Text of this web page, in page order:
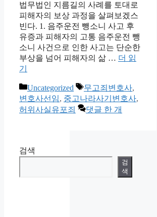
법무법인 지름길의 사례를 토대로
피해자의 보상 과정을 살펴보겠스
빈다. 1. 음주운전 뺑소니 사고 후
유증과 피해자의 고통 음주운전 뺑
소니 사건으로 인한 사고는 단순한
부상을 넘어 피해자의 삶 … 더 읽
기
카
테
고
Uncategorized
태
그
무고죄변호사,
변호사선임, 중고나라사기변호사,
허위사실유포죄
댓글 한 개
검색
검
색